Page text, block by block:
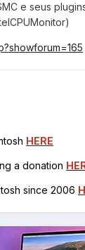
e seus
HERE
a donation
since 2006